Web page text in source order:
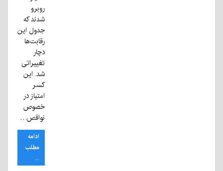
روبرو
شدند که
جدول این
رقابت‌ها
دچار
تغییراتی
شد. این
کسر
امتیاز در
خصوص
نواقص…
ادامه
مطلب
...